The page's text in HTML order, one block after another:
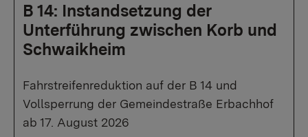
B 14: Instandsetzung der
Unterführung zwischen Korb und
Schwaikheim
Fahrstreifenreduktion auf der B 14 und
Vollsperrung der Gemeindestraße Erbachhof
ab 17. August 2026